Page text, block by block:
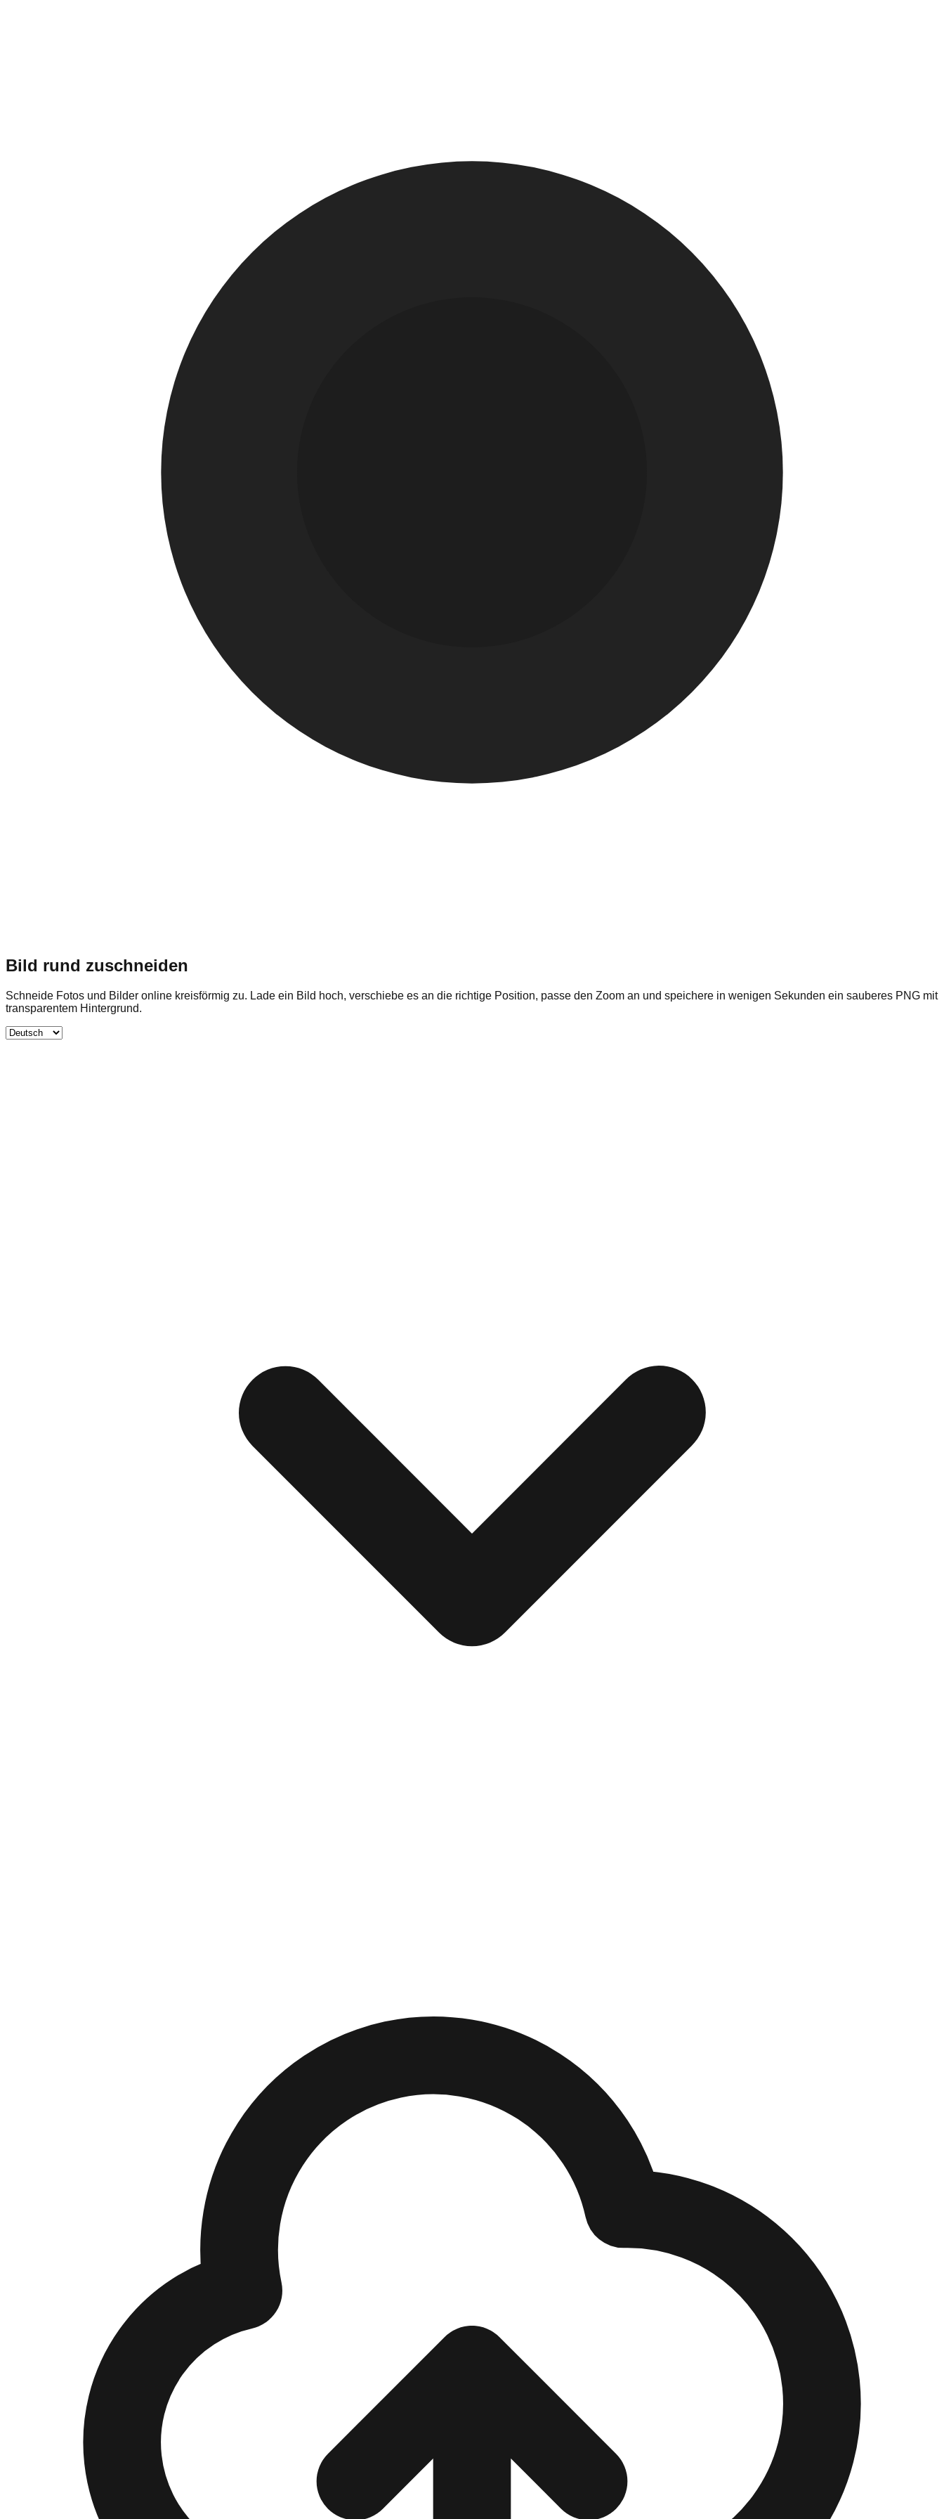
Bild rund zuschneiden
Schneide Fotos und Bilder online kreisförmig zu. Lade ein Bild hoch, verschiebe es an die richtige Position, passe den Zoom an und speichere in wenigen Sekunden ein sauberes PNG mit
transparentem Hintergrund.